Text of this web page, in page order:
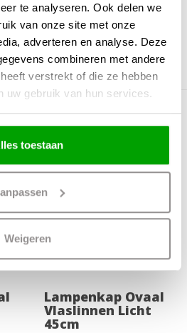
te analyseren. Ook delen we
van onze site met onze
adverteren en analyse. Deze
combineren met andere
verstrekt of die ze hebben
uw gebruik van hun services.
toestaan
Weigeren
uit deze serie
Lampenkap Ovaal
Vlaslinnen Licht
45cm